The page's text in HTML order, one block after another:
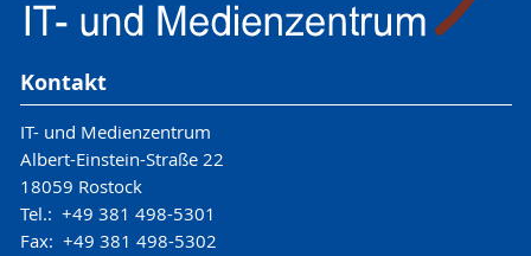
Kontakt
IT- und Medienzentrum
Albert-Einstein-Straße 22
18059 Rostock
Tel.: +49 381 498-5301
Fax: +49 381 498-5302